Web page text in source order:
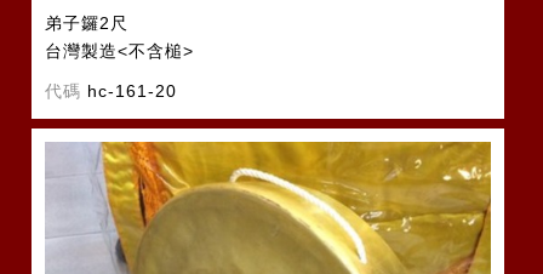
弟子鑼2尺
台灣製造<不含槌>
代碼 hc-161-20